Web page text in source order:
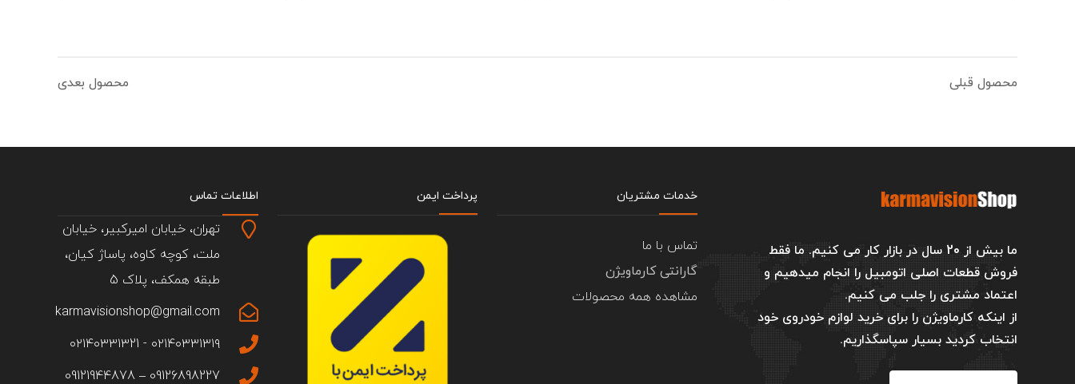
محصول قبلی محصول بعدی
ما بیش از 20 سال در بازار کار می کنیم. ما فقط
فروش قطعات اصلی اتومبیل را انجام میدهیم و
اعتماد مشتری را جلب می کنیم.
از اینکه کارماویژن را برای خرید لوازم خودروی خود
انتخاب کردید بسیار سپاسگذاریم.
خدمات مشتریان
تماس با ما
گارانتی کارماویژن
مشاهده همه محصولات
پرداخت ایمن اطلاعات تماس
تهران، خیابان امیرکبیر، خیابان
ملت، کوچه کاوه، پاساژ کیان،
طبقه همکف، پلاک 5
karmavisionshop@gmail.com
۰۲۱۴۰۳۳۱۳۱۹ - ۰۲۱۴۰۳۳۱۳21
09126898227 – 09121944878